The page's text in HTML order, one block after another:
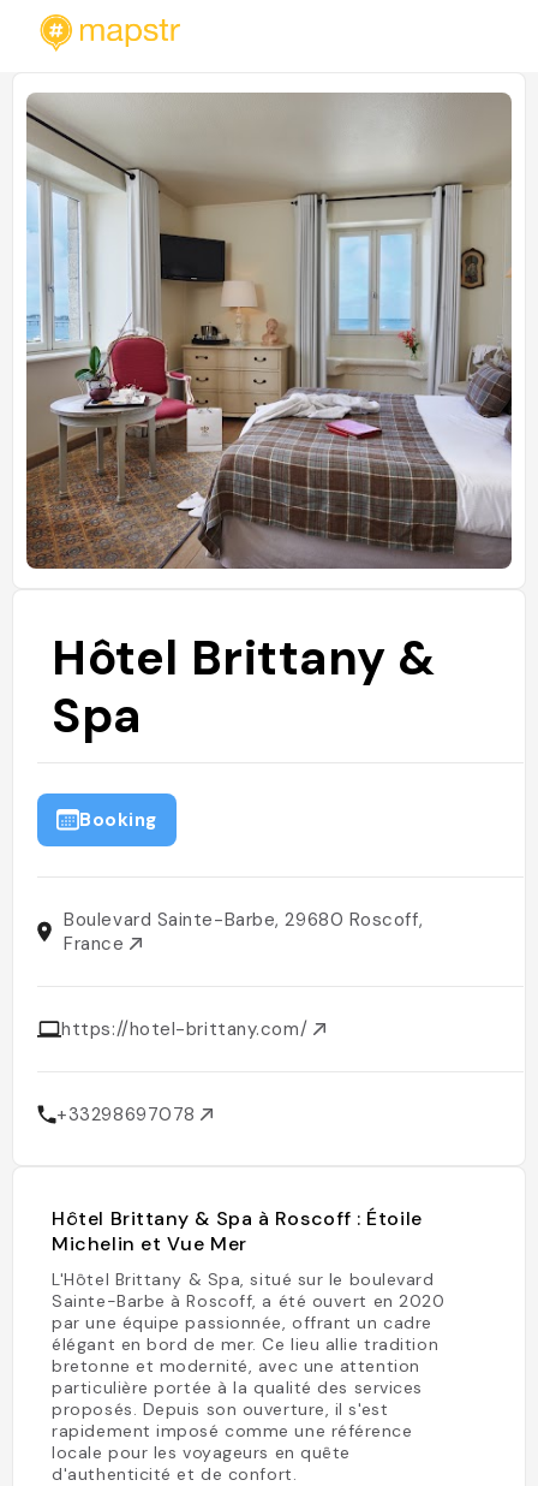
Hôtel Brittany &
Spa
Booking
Boulevard Sainte-Barbe, 29680 Roscoff,
France
https://hotel-brittany.com/
+33298697078
Hôtel Brittany & Spa à Roscoff : Étoile
Michelin et Vue Mer
L'Hôtel Brittany & Spa, situé sur le boulevard
Sainte-Barbe à Roscoff, a été ouvert en 2020
par une équipe passionnée, offrant un cadre
élégant en bord de mer. Ce lieu allie tradition
bretonne et modernité, avec une attention
particulière portée à la qualité des services
proposés. Depuis son ouverture, il s'est
rapidement imposé comme une référence
locale pour les voyageurs en quête
d'authenticité et de confort.